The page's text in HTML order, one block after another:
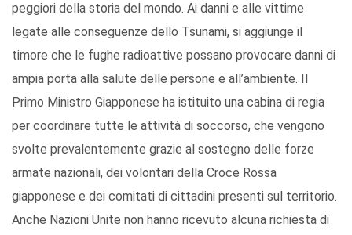
peggiori della storia del mondo. Ai danni e alle vittime
legate alle conseguenze dello Tsunami, si aggiunge il
timore che le fughe radioattive possano provocare danni di
ampia porta alla salute delle persone e all’ambiente. Il
Primo Ministro Giapponese ha istituito una cabina di regia
per coordinare tutte le attività di soccorso, che vengono
svolte prevalentemente grazie al sostegno delle forze
armate nazionali, dei volontari della Croce Rossa
giapponese e dei comitati di cittadini presenti sul territorio.
Anche Nazioni Unite non hanno ricevuto alcuna richiesta di